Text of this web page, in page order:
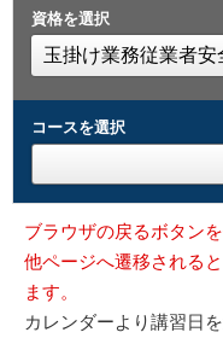
資格を選択
コースを選択
ブラウザの戻るボタン
他ページへ遷移される
ます。
カレンダーより講習日